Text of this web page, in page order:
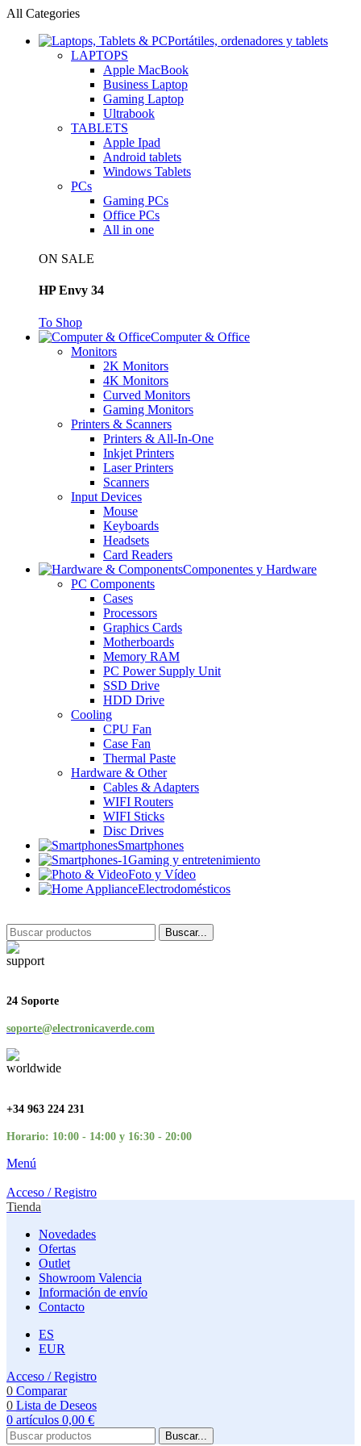
All Categories
Portátiles, ordenadores y tablets
LAPTOPS
Apple MacBook
Business Laptop
Gaming Laptop
Ultrabook
TABLETS
Apple Ipad
Android tablets
Windows Tablets
PCs
Gaming PCs
Office PCs
All in one
ON SALE
HP Envy 34
To Shop
Computer & Office
Monitors
2K Monitors
4K Monitors
Curved Monitors
Gaming Monitors
Printers & Scanners
Printers & All-In-One
Inkjet Printers
Laser Printers
Scanners
Input Devices
Mouse
Keyboards
Headsets
Card Readers
Componentes y Hardware
PC Components
Cases
Processors
Graphics Cards
Motherboards
Memory RAM
PC Power Supply Unit
SSD Drive
HDD Drive
Cooling
CPU Fan
Case Fan
Thermal Paste
Hardware & Other
Cables & Adapters
WIFI Routers
WIFI Sticks
Disc Drives
Smartphones
Gaming y entretenimiento
Foto y Vídeo
Electrodomésticos
Buscar...
24 Soporte
soporte@electronicaverde.com
+34 963 224 231
Horario: 10:00 - 14:00 y 16:30 - 20:00
Menú
Acceso / Registro
Tienda
Novedades
Ofertas
Outlet
Showroom Valencia
Información de envío
Contacto
ES
EUR
Acceso / Registro
0 Comparar
0 Lista de Deseos
0 artículos 0,00 €
Buscar...